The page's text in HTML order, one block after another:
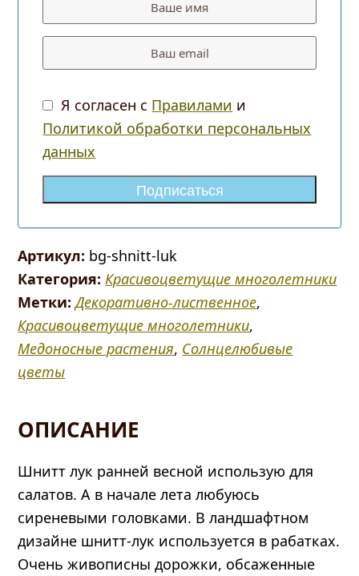
Я согласен с Правилами и
Политикой обработки персональных
данных
Подписаться
Артикул: bg-shnitt-luk
Категория: Красивоцветущие многолетники
Метки: Декоративно-лиственное,
Красивоцветущие многолетники,
Медоносные растения, Солнцелюбивые
цветы
ОПИСАНИЕ
Шнитт лук ранней весной использую для
салатов. А в начале лета любуюсь
сиреневыми головками. В ландшафтном
дизайне шнитт-лук используется в рабатках.
Очень живописны дорожки, обсаженные